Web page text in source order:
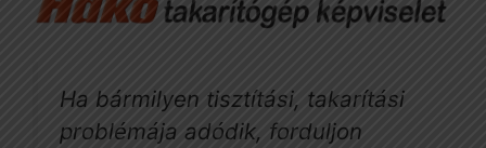
Ha bármilyen tisztítási, takarítási
problémája adódik, forduljon